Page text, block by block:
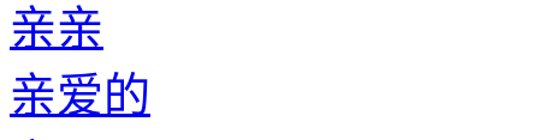
亲亲
亲爱的